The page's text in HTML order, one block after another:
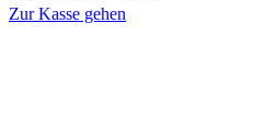
Zur Kasse gehen